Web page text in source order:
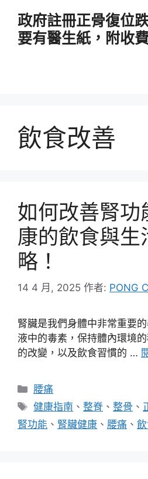
政府註冊正骨復位
要有醫生紙，附收
飲食改善
如何改善腎功
康的飲食與生
略！
14 4 月, 2025 作者: PONG
腎臟是我們身體中非常重要
液中的毒素，保持體內環境
的改變，以及飲食習慣的 …
分
類
腰痛
標
籤
健康指南 、整脊 、整骨 、
腎功能 、 腎臟健康 、 腰痛 、